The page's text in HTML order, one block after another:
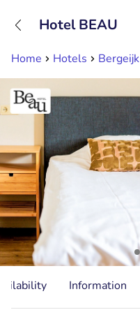
Home Hotels Bergeijk
Hotel BEAU
Information